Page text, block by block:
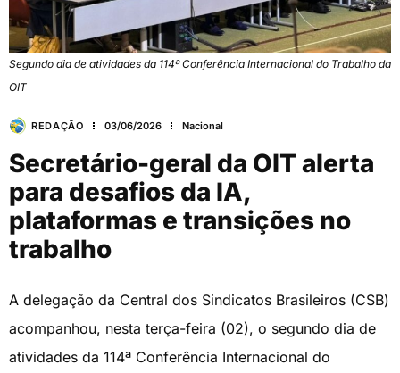
Segundo dia de atividades da 114ª Conferência Internacional do Trabalho da
OIT
REDAÇÃO 03/06/2026 Nacional
Secretário-geral da OIT alerta
para desafios da IA,
plataformas e transições no
trabalho
A delegação da Central dos Sindicatos Brasileiros (CSB)
acompanhou, nesta terça-feira (02), o segundo dia de
atividades da 114ª Conferência Internacional do